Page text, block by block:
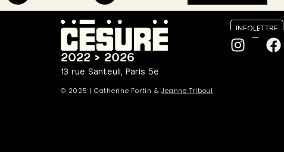
2022 > 2026
13 rue Santeuil, Paris 5e
© 2025| Catherine Fortin &Jeanne Triboul
INFOLETTRE